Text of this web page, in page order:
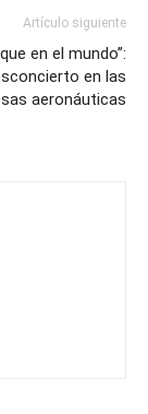
Artículo siguiente
en el mundo”:
en las
aeronáuticas